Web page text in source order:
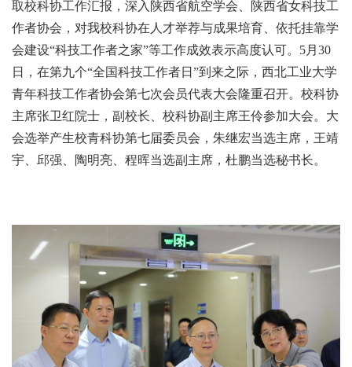
取校科协工作汇报，深入陕西省航空学会、陕西省女科技工
作者协会，对我校科协在人才举荐与成果培育、依托挂靠学
会建设“科技工作者之家”等工作成效表示高度认可。5月30
日，在第九个“全国科技工作者日”到来之际，西北工业大学
青年科技工作者协会第七次会员代表大会隆重召开。校科协
主席张卫红院士，副校长、校科协副主席王伶参加大会。大
会选举产生校青科协第七届委员会，朱继宏当选主席，王靖
宇、邱强、陶明亮、程晖当选副主席，杜鹏当选秘书长。